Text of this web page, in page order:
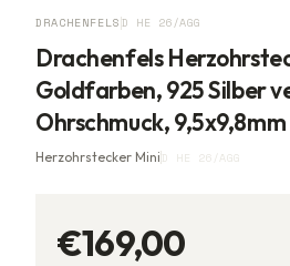
DRACHENFELS D HE 26/AGG
Drachenfels
Goldfarben, 925 Silber
Ohrschmuck, 9,5x9,8mm
Herzohrstecker Mini D HE 26/AGG
€169,00